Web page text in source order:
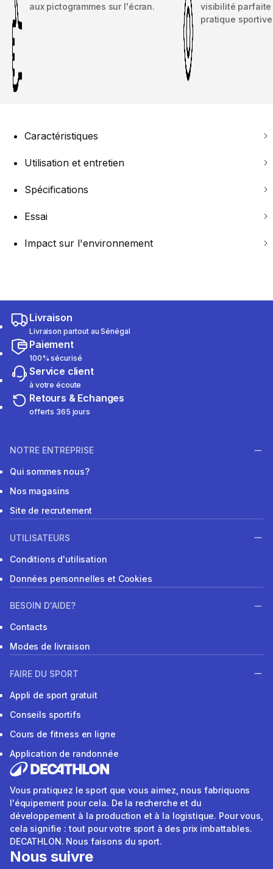
aux pictogrammes sur l'écran.
visibilité parfaite
pratique
Caractéristiques
Utilisation et entretien
Spécifications
Essai
Impact sur l'environnement
Livraison
Livraison partout au Sénégal
Paiement
100% sécurisé
Service client
à votre écoute
Retours & Echanges
offerts 365 jours
NOTRE ENTREPRISE
Qui sommes nous?
Nos magasins
Site de recrutement
UTILISATEURS
Conditions d'utilisation
Données personnelles et Cookies
BESOIN D'AIDE?
Contacts
Modes de livraison
FAIRE DU SPORT
Appli de sport gratuit
Conseils sportifs
Cours de fitness en ligne
Application de randonnée
Vous pratiquez le sport que vous aimez, nous fabriquons
l'équipement pour cela. De la recherche et du
développement à la production et à la logistique. Pour vous,
cela signifie : tout pour votre sport à des prix imbattables.
DECATHLON. Nous faisons du sport.
Nous suivre